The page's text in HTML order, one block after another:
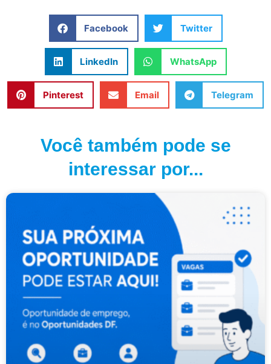
Facebook Twitter
LinkedIn WhatsApp
Pinterest Email Telegram
Você também pode se
interessar por...